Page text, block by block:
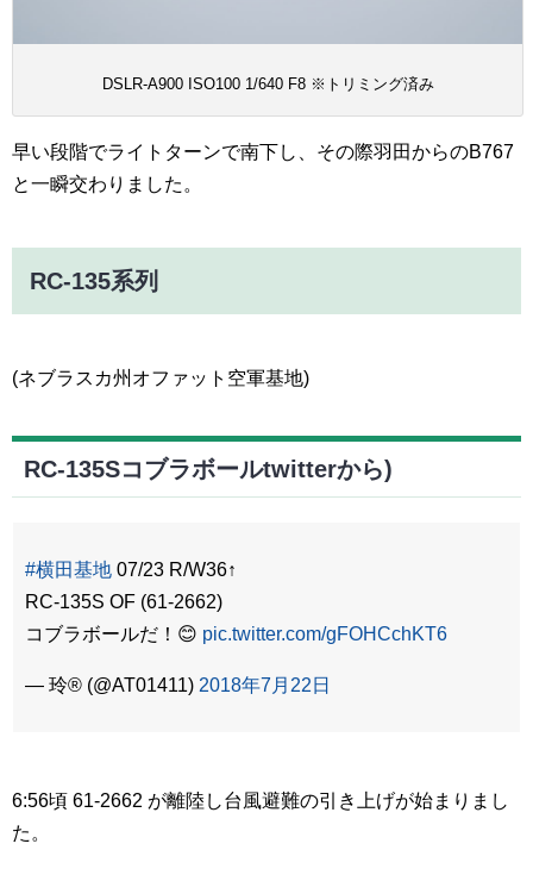
DSLR-A900 ISO100 1/640 F8 ※トリミング済み
早い段階でライトターンで南下し、その際羽田からのB767
と一瞬交わりました。
RC-135系列
(ネブラスカ州オファット空軍基地)
RC-135Sコブラボールtwitterから)
#横田基地 07/23 R/W36↑
RC-135S OF (61-2662)
コブラボールだ！😊 pic.twitter.com/gFOHCchKT6
— 玲®︎ (@AT01411) 2018年7月22日
6:56頃 61-2662 が離陸し台風避難の引き上げが始まりまし
た。